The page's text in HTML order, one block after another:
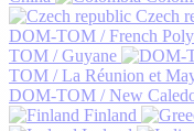
Czech
DOM-TOM / French
TOM / Guyane
TOM / La Réunion et
DOM-TOM / New
Finland